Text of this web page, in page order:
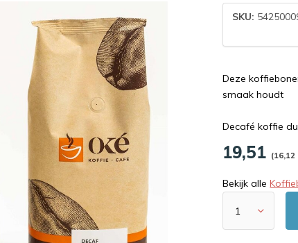
SKU:
Deze
smaak houdt
Decafé koffie
19,51 (16,12
Bekijk alle